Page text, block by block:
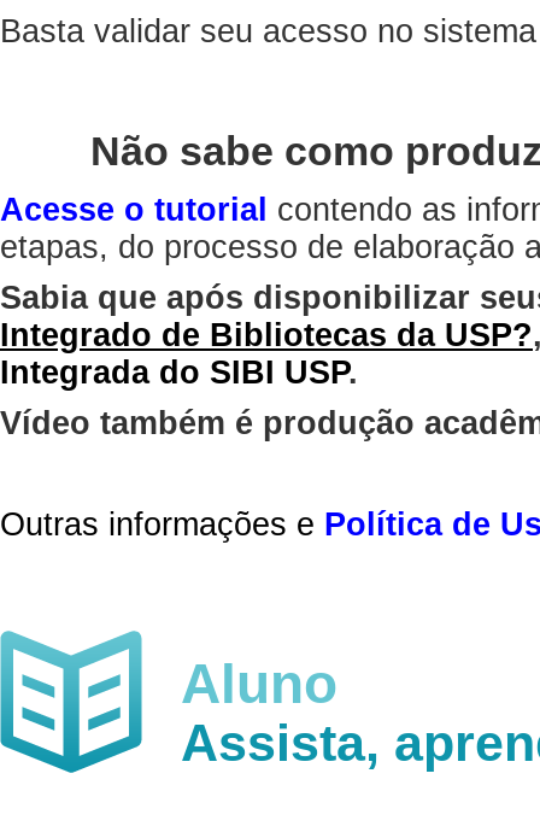
Basta validar seu acesso no
Não sabe como
Acesse o tutorial contendo as
etapas, do processo de elaboração
Sabia que após disponibilizar
Integrado de Bibliotecas da USP?
Integrada do SIBI USP.
Vídeo também é produção
Outras informações e Política de
Aluno
Assista,